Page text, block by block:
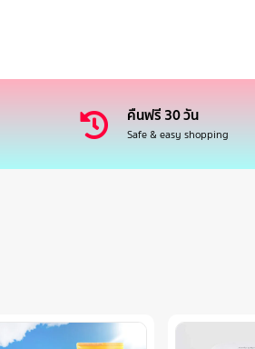
คืนฟรี 30 วัน
Safe & easy shopping